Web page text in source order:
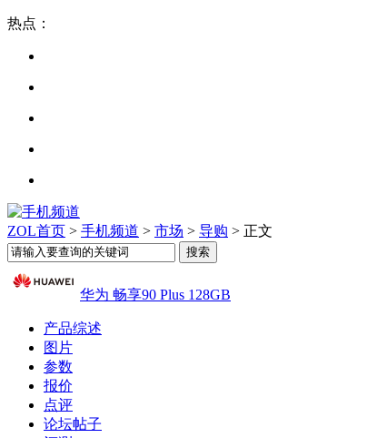
热点：
ZOL首页 > 手机频道 > 市场 > 导购 > 正文
华为 畅享90 Plus 128GB
产品综述
图片
参数
报价
点评
论坛帖子